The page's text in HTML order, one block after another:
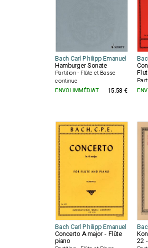
Bach Carl Philipp Emanuel
Hamburger Sonate
Partition - Flûte et Basse
continue
ENVOI IMMÉDIAT
15.58 €
Bach Carl Philipp Emanuel
Concerto A major - Flûte
piano 22